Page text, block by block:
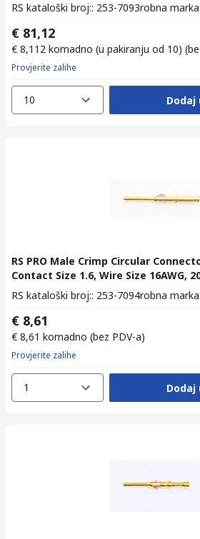
RS kataloški broj:: 253-7093robna marka:
€ 81,12
€ 8,112 komadno (u pakiranju od 10)
Provjerite zalihe
10 Dodaj
RS PRO Male Crimp Circular
Contact Size 1.6, Wire Size 16AWG,
RS kataloški broj:: 253-7094robna marka:
€ 8,61
€ 8,61 komadno (bez PDV-a)
Provjerite zalihe
1 Dodaj